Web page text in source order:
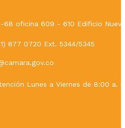
68 oficina 609 - 610 Edificio
877 0720 Ext. 5344/5345
Lunes a Viernes de 8:00 a.